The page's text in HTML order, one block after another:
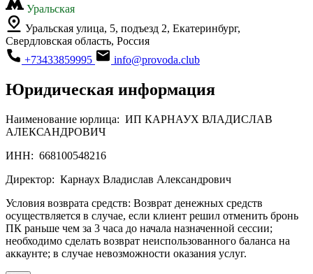
Уральская
Уральская улица, 5, подъезд 2, Екатеринбург,
Свердловская область, Россия
+73433859995
info@provoda.club
Юридическая информация
Наименование юрлица: ИП КАРНАУХ ВЛАДИСЛАВ
АЛЕКСАНДРОВИЧ
ИНН: 668100548216
Директор: Карнаух Владислав Александрович
Условия возврата средств: Возврат денежных средств
осуществляется в случае, если клиент решил отменить бронь
ПК раньше чем за 3 часа до начала назначенной сессии;
необходимо сделать возврат неиспользованного баланса на
аккаунте; в случае невозможности оказания услуг.